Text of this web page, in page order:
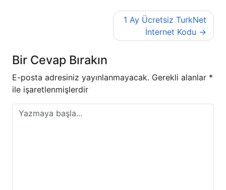
1 Ay Ücretsiz TurkNet
İnternet Kodu
Bir Cevap Bırakın
E-posta adresiniz yayınlanmayacak. Gerekli alanlar *
ile işaretlenmişlerdir